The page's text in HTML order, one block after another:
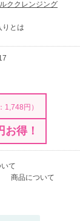
ククレンジング
りとは
1,748円）
お得！
て
商品について